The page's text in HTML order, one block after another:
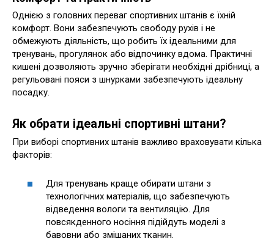
Однією з головних переваг спортивних штанів є їхній
комфорт. Вони забезпечують свободу рухів і не
обмежують діяльність, що робить їх ідеальними для
тренувань, прогулянок або відпочинку вдома. Практичні
кишені дозволяють зручно зберігати необхідні дрібниці, а
регульовані пояси з шнурками забезпечують ідеальну
посадку.
Як обрати ідеальні спортивні штани?
При виборі спортивних штанів важливо враховувати кілька
факторів:
Для тренувань краще обирати штани з
технологічних матеріалів, що забезпечують
відведення вологи та вентиляцію. Для
повсякденного носіння підійдуть моделі з
бавовни або змішаних тканин.